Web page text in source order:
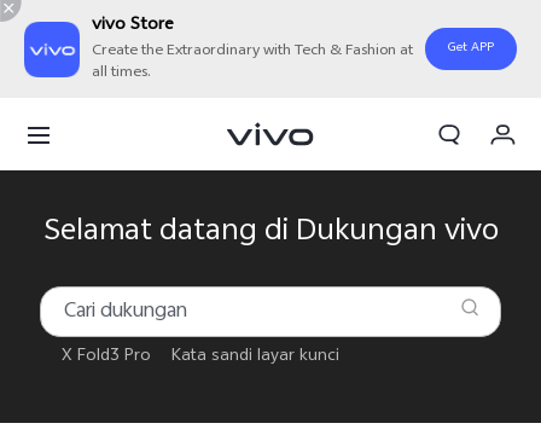
vivo Store
Create the Extraordinary with Tech & Fashion at
all times.
Get APP
Selamat datang di Dukungan vivo
X Fold3 Pro Kata sandi layar kunci